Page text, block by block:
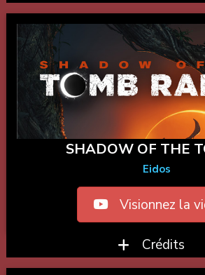
SHADOW OF THE
Eidos
Visionnez la
Crédits